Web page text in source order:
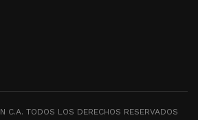
TODOS LOS DERECHOS RESERVADOS